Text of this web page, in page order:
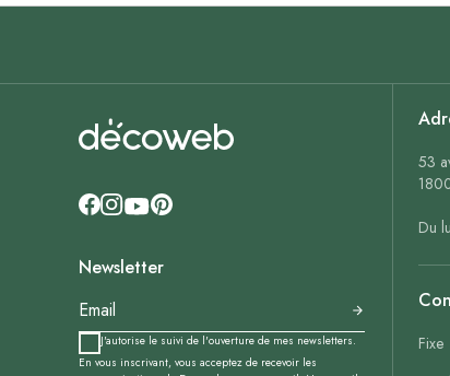
Newsletter
J'autorise le suivi de l'ouverture de mes newsletters.
En vous inscrivant, vous acceptez de recevoir les
53
Du
Fixe